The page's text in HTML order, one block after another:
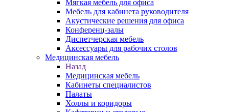
Мягкая мебель для офиса
Мебель для кабинета руководителя
Акустические решения для офиса
Конференц-залы
Диспетчерская мебель
Аксессуары для рабочих столов
Медицинская мебель
Назад
Медицинская мебель
Кабинеты специалистов
Палаты
Холлы и коридоры